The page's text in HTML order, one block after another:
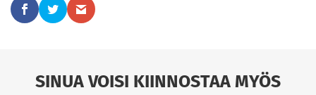
SINUA VOISI KIINNOSTAA MYÖS